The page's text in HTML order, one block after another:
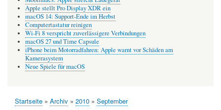
Apple stellt Pro Display XDR ein
macOS 14: Support-Ende im Herbst
Computertastatur reinigen
Wi-Fi 8 verspricht zuverlässigere Verbindungen
macOS 27 und Time Capsule
iPhone beim Motorradfahren: Apple warnt vor Schäden am
Kamerasystem
Neue Spiele für macOS
Startseite Archiv 2010 September